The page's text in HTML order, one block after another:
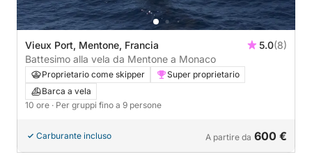
Vieux Port, Mentone, Francia 5.0(8)
Battesimo alla vela da Mentone a Monaco
Proprietario come skipper
Super proprietario
Barca a vela
10 ore · Per gruppi fino a 9 persone
Carburante incluso A partire da 600 €